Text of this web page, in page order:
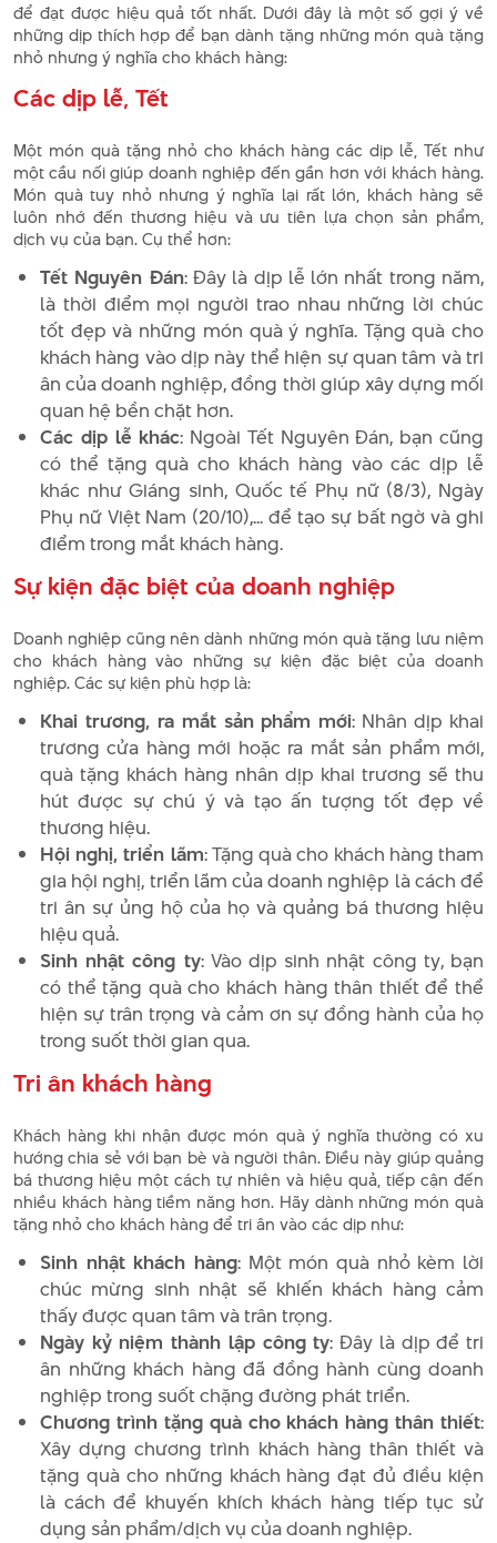
để đạt được hiệu quả tốt nhất. Dưới đây là một số gợi ý về
những dịp thích hợp để bạn dành tặng những món quà tặng
nhỏ nhưng ý nghĩa cho khách hàng:
Các dịp lễ, Tết
Một món quà tặng nhỏ cho khách hàng các dịp lễ, Tết như
một cầu nối giúp doanh nghiệp đến gần hơn với khách hàng.
Món quà tuy nhỏ nhưng ý nghĩa lại rất lớn, khách hàng sẽ
luôn nhớ đến thương hiệu và ưu tiên lựa chọn sản phẩm,
dịch vụ của bạn. Cụ thể hơn:
Tết Nguyên Đán: Đây là dịp lễ lớn nhất trong năm,
là thời điểm mọi người trao nhau những lời chúc
tốt đẹp và những món quà ý nghĩa. Tặng quà cho
khách hàng vào dịp này thể hiện sự quan tâm và tri
ân của doanh nghiệp, đồng thời giúp xây dựng mối
quan hệ bền chặt hơn.
Các dịp lễ khác: Ngoài Tết Nguyên Đán, bạn cũng
có thể tặng quà cho khách hàng vào các dịp lễ
khác như Giáng sinh, Quốc tế Phụ nữ (8/3), Ngày
Phụ nữ Việt Nam (20/10),... để tạo sự bất ngờ và ghi
điểm trong mắt khách hàng.
Sự kiện đặc biệt của doanh nghiệp
Doanh nghiệp cũng nên dành những món quà tặng lưu niệm
cho khách hàng vào những sự kiện đặc biệt của doanh
nghiệp. Các sự kiện phù hợp là:
Khai trương, ra mắt sản phẩm mới: Nhân dịp khai
trương cửa hàng mới hoặc ra mắt sản phẩm mới,
quà tặng khách hàng nhân dịp khai trương sẽ thu
hút được sự chú ý và tạo ấn tượng tốt đẹp về
thương hiệu.
Hội nghị, triển lãm: Tặng quà cho khách hàng tham
gia hội nghị, triển lãm của doanh nghiệp là cách để
tri ân sự ủng hộ của họ và quảng bá thương hiệu
hiệu quả.
Sinh nhật công ty: Vào dịp sinh nhật công ty, bạn
có thể tặng quà cho khách hàng thân thiết để thể
hiện sự trân trọng và cảm ơn sự đồng hành của họ
trong suốt thời gian qua.
Tri ân khách hàng
Khách hàng khi nhận được món quà ý nghĩa thường có xu
hướng chia sẻ với bạn bè và người thân. Điều này giúp quảng
bá thương hiệu một cách tự nhiên và hiệu quả, tiếp cận đến
nhiều khách hàng tiềm năng hơn. Hãy dành những món quà
tặng nhỏ cho khách hàng để tri ân vào các dịp như:
Sinh nhật khách hàng: Một món quà nhỏ kèm lời
chúc mừng sinh nhật sẽ khiến khách hàng cảm
thấy được quan tâm và trân trọng.
Ngày kỷ niệm thành lập công ty: Đây là dịp để tri
ân những khách hàng đã đồng hành cùng doanh
nghiệp trong suốt chặng đường phát triển.
Chương trình tặng quà cho khách hàng thân thiết:
Xây dựng chương trình khách hàng thân thiết và
tặng quà cho những khách hàng đạt đủ điều kiện
là cách để khuyến khích khách hàng tiếp tục sử
dụng sản phẩm/dịch vụ của doanh nghiệp.